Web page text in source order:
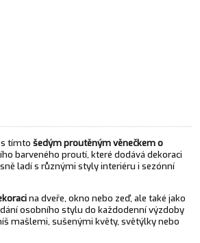
tímto šedým proutěným věnečkem o
barveného proutí, které dodává dekoraci
ladí s různými styly interiéru i sezónní
na dveře, okno nebo zeď, ale také jako
osobního stylu do každodenní výzdoby
mašlemi, sušenými květy, světýlky nebo